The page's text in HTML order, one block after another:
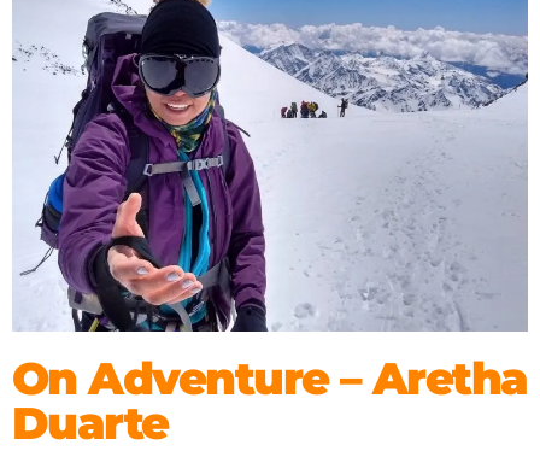
On Adventure – Aretha
Duarte